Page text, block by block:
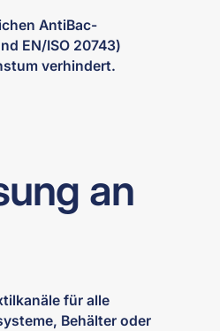
AntiBac-
EN/ISO 20743)
verhindert.
an
für alle
Behälter oder